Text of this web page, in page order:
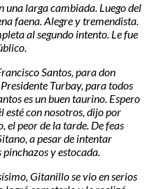
larga cambiada. Luego del
faena. Alegre y tremendista.
al segundo intento. Le fue
Santos, para don
Turbay, para todos
es un buen taurino. Espero
esté con nosotros, dijo por
el peor de la tarde. De feas
a pesar de intentar
y estocada.
Gitanillo se vio en serios